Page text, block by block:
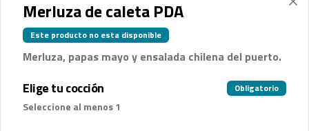
Términos y condiciones
Política de privacidad
Merluza de caleta PDA
Este producto no esta disponible
Merluza, papas mayo y ensalada chilena del puerto.
Elige tu cocción Obligatorio
Seleccione al menos 1